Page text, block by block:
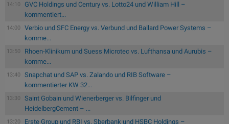
14:10
GVC Holdings und Century vs. Lotto24 und William Hill –
kommentiert...
14:00
Verbio und SFC Energy vs. Verbund und Ballard Power Systems –
komme...
13:50
Rhoen-Klinikum und Suess Microtec vs. Lufthansa und Aurubis –
komme...
13:40
Snapchat und SAP vs. Zalando und RIB Software –
kommentierter KW 32...
13:30
Saint Gobain und Wienerberger vs. Bilfinger und
HeidelbergCement – ...
13:20
Erste Group und RBI vs. Sberbank und HSBC Holdings –